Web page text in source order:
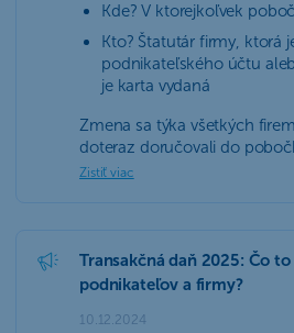
Kde? V ktorejkoľvek
Kto? Štatutár firmy, ktorá
podnikateľského účtu
je karta vydaná
Zmena sa týka všetkých
doteraz doručovali do
Zistiť viac
Transakčná daň 2025: Čo
podnikateľov a firmy?
10.12.2024